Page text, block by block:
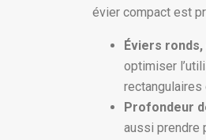
évier compact est
Éviers
optimiser
Profondeur
aussi prendre